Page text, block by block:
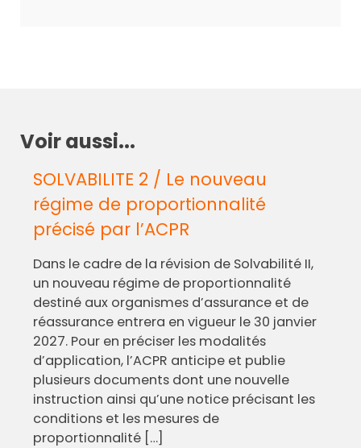
Voir aussi...
SOLVABILITE 2 / Le nouveau
régime de proportionnalité
précisé par l’ACPR
Dans le cadre de la révision de Solvabilité II,
un nouveau régime de proportionnalité
destiné aux organismes d’assurance et de
réassurance entrera en vigueur le 30 janvier
2027. Pour en préciser les modalités
d’application, l’ACPR anticipe et publie
plusieurs documents dont une nouvelle
instruction ainsi qu’une notice précisant les
conditions et les mesures de
proportionnalité […]